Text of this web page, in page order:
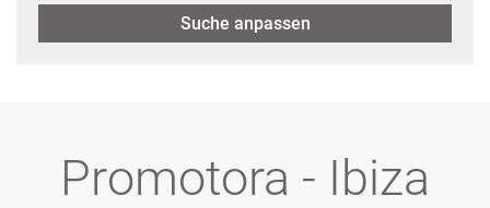
Suche anpassen
Promotora - Ibiza